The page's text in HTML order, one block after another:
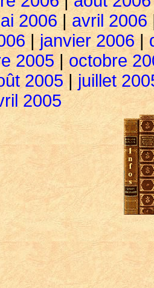
2006 |avril 2006
| janvier 2006 |
2005 |octobre
2005
juillet
2005